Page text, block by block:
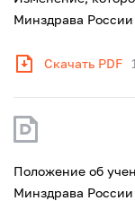
Минздрава России
Скачать PDF
Положение об
Минздрава России